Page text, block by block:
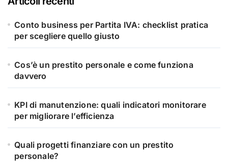
Conto business per Partita IVA: checklist pratica
per scegliere quello giusto
Cos’è un prestito personale e come funziona
davvero
KPI di manutenzione: quali indicatori monitorare
per migliorare l’efficienza
Quali progetti finanziare con un prestito
personale?